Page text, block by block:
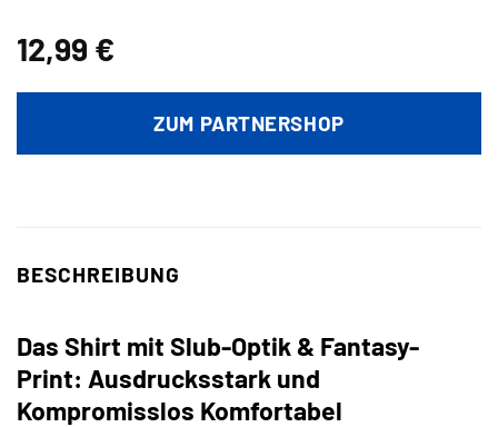
12,99 €
ZUM PARTNERSHOP
BESCHREIBUNG
Das Shirt mit Slub-Optik & Fantasy-
Print: Ausdrucksstark und
Kompromisslos Komfortabel